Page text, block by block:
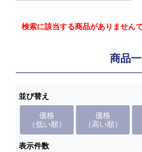
検索に該当する商品がありませんで
商品
並び替え
価格
（低い順）
価格
（高い順）
表示件数